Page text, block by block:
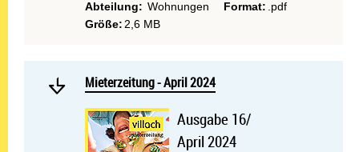
Abteilung: Wohnungen Format: .pdf
Größe: 2,6 MB
Mehr lesen: Mieterzeitung
Mieterzeitung - April 2024
Mieterzeitung - April 2024
Ausgabe 16/
April 2024